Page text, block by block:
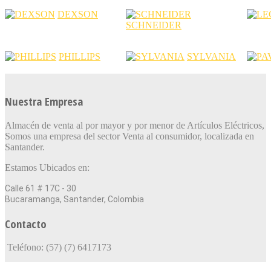
DEXSON
SCHNEIDER
PHILLIPS SYLVANIA
Nuestra Empresa
Almacén de venta al por mayor y por menor de Artículos Eléctricos,
Somos una empresa del sector Venta al consumidor, localizada en
Santander.
Estamos Ubicados en:
Calle 61 # 17C - 30
Bucaramanga, Santander, Colombia
Contacto
Teléfono: (57) (7) 6417173